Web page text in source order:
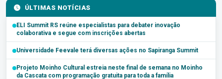
ÚLTIMAS NOTÍCIAS
ELI Summit RS reúne especialistas para debater inovação
colaborativa e segue com inscrições abertas
Universidade Feevale terá diversas ações no Sapiranga Summit
Projeto Moinho Cultural estreia neste final de semana no Moinho
da Cascata com programação gratuita para toda a família